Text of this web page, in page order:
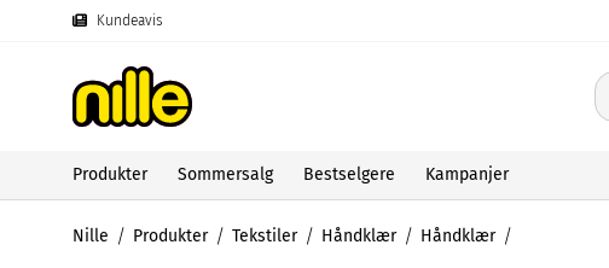
Kundeavis
Produkter Sommersalg Bestselgere Kampanjer
Nille Produkter Tekstiler Håndklær Håndklær